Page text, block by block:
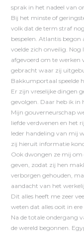
sprak in het nadeel van
Bij het minste of
volk dat de term straf
bespelen. Atlantis begon
voelde zich onveilig. Nog
afgevoerd om te werken
gebracht waar zij
Bakkumportaal speelde
Er zijn vreselijke dingen
gevolgen. Daar heb ik in
Mijn gouverneurschap
liefde verdwenen en het
Ieder handeling van mij
zij hieruit informatie
Ook dwongen ze mij
geven, zodat zij hen
verborgen gehouden,
aandacht van het
Dit alles heeft me zeer
weten dat alles ooit in
Na de totale ondergang
de wereld begonnen.